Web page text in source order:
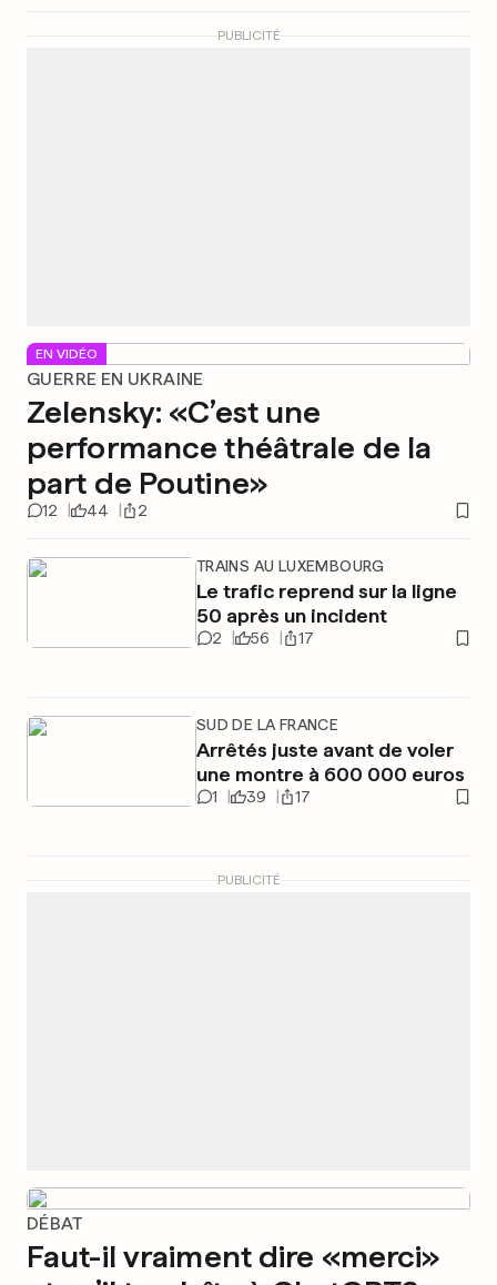
PUBLICITÉ
EN VIDÉO
GUERRE EN UKRAINE
Zelensky: «C’est une
performance théâtrale de la
part de Poutine»
12 44 2
TRAINS AU LUXEMBOURG
Le trafic reprend sur la ligne
50 après un incident
2 56 17
SUD DE LA FRANCE
Arrêtés juste avant de voler
une montre à 600 000 euros
1 39 17
PUBLICITÉ
DÉBAT
Faut-il vraiment dire «merci»